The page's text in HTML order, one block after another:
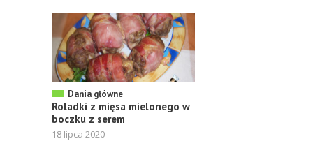
Dania główne
Roladki z mięsa mielonego w
boczku z serem
18 lipca 2020